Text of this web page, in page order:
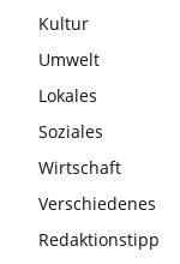
Kultur
Umwelt
Lokales
Soziales
Wirtschaft
Verschiedenes
Redaktionstipp